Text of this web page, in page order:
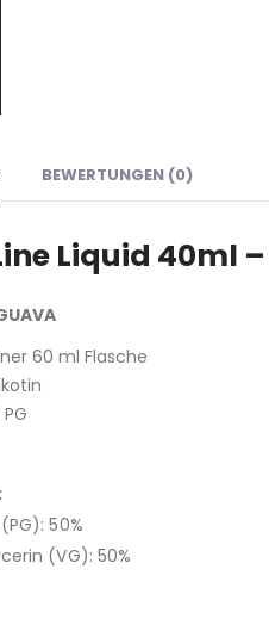
BEWERTUNGEN (0)
Liquid 40ml –
60 ml Flasche
50%
(VG): 50%